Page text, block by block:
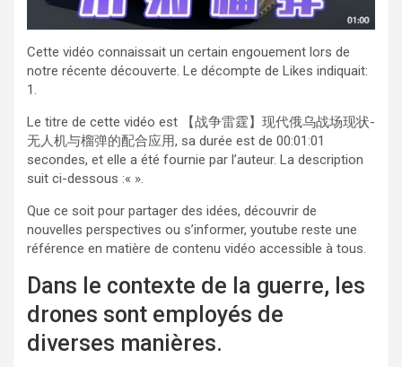
Cette vidéo connaissait un certain engouement lors de
notre récente découverte. Le décompte de Likes indiquait:
1.
Le titre de cette vidéo est 【战争雷霆】现代俄乌战场现状-
无人机与榴弹的配合应用, sa durée est de 00:01:01
secondes, et elle a été fournie par l’auteur. La description
suit ci-dessous :« ».
Que ce soit pour partager des idées, découvrir de
nouvelles perspectives ou s’informer, youtube reste une
référence en matière de contenu vidéo accessible à tous.
Dans le contexte de la guerre, les
drones sont employés de
diverses manières.